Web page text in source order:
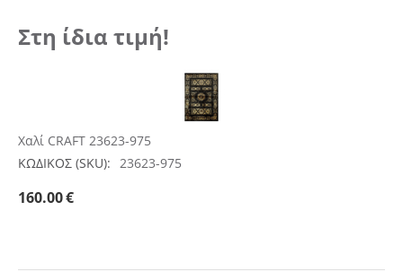
Στη ίδια τιμή!
Χαλί CRAFT 23623-975
ΚΩΔΙΚΟΣ (SKU): 23623-975
160.00€